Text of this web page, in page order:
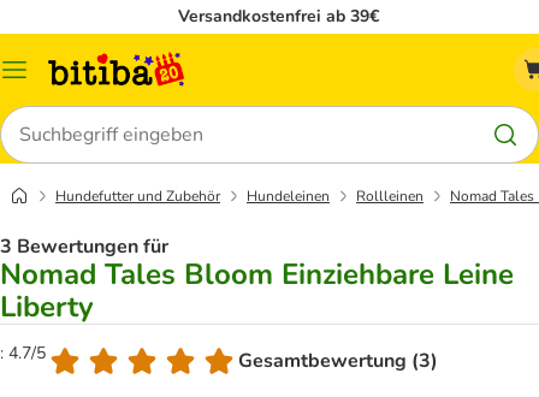
Versandkostenfrei ab 39€
Menü
Suchen
Hundefutter und Zubehör Hundeleinen Rollleinen Nomad
3 Bewertungen für
Nomad Tales Bloom Einziehbare Leine
Liberty
: 4.7/5 Gesamtbewertung (3)